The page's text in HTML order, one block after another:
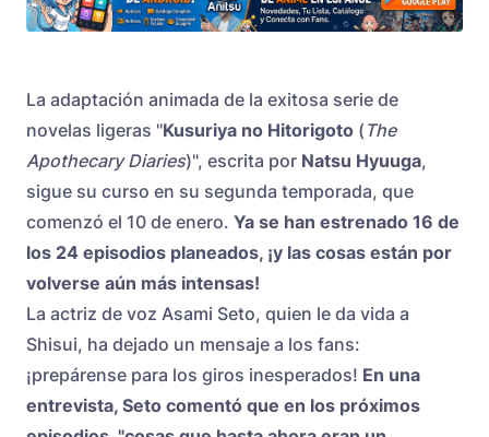
La adaptación animada de la exitosa serie de
novelas ligeras "Kusuriya no Hitorigoto ( The
Apothecary Diaries)", escrita por Natsu Hyuuga,
sigue su curso en su segunda temporada, que
comenzó el 10 de enero. Ya se han estrenado 16 de
los 24 episodios planeados, ¡y las cosas están por
volverse aún más intensas!
La actriz de voz Asami Seto, quien le da vida a
Shisui, ha dejado un mensaje a los fans:
¡prepárense para los giros inesperados! En una
entrevista, Seto comentó que en los próximos